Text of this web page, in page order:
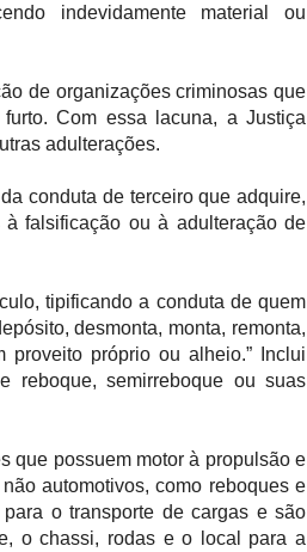
indevidamente material ou
de organizações criminosas que
Com essa lacuna, a Justiça
adulterações.
conduta de terceiro que adquire,
falsificação ou à adulteração de
tipificando a conduta de quem
desmonta, monta, remonta,
próprio ou alheio.” Inclui
reboque, semirreboque ou suas
que possuem motor à propulsão e
automotivos, como reboques e
o transporte de cargas e são
o chassi, rodas e o local para a